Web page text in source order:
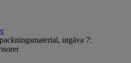
utgåva 7: